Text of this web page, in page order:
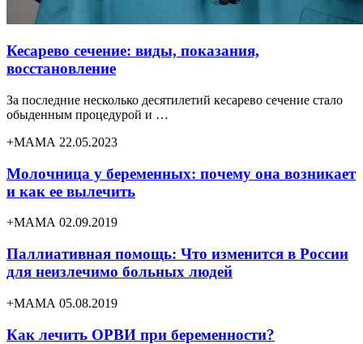
Кесарево сечение: виды, показания,
восстановление
За последние несколько десятилетий кесарево сечение стало
обыденным процедурой и …
+МАМА 22.05.2023
Молочница у беременных: почему она возникает
и как ее вылечить
+МАМА 02.09.2019
Паллиативная помощь: Что изменится в России
для неизлечимо больных людей
+МАМА 05.08.2019
Как лечить ОРВИ при беременности?